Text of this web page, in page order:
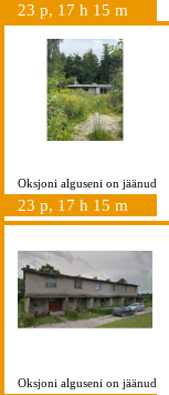
23 p, 17 h 15 m
Oksjoni alguseni on jäänud
23 p, 17 h 15 m
Oksjoni alguseni on jäänud